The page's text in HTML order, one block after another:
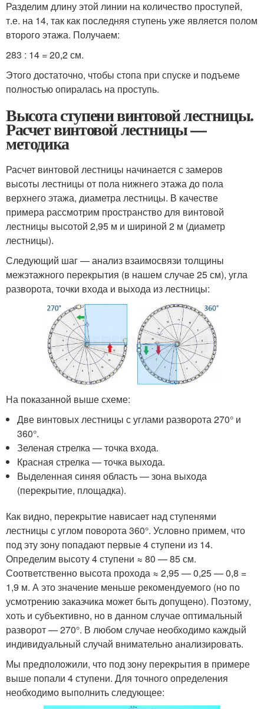
Разделим длину этой линии на количество проступей,
т.е. на 14, так как последняя ступень уже является полом
второго этажа. Получаем:
283 : 14 = 20,2 см.
Этого достаточно, чтобы стопа при спуске и подъеме
полностью опиралась на проступь.
Высота ступени винтовой лестницы.
Расчет винтовой лестницы —
методика
Расчет винтовой лестницы начинается с замеров
высоты лестницы от пола нижнего этажа до пола
верхнего этажа, диаметра лестницы. В качестве
примера рассмотрим пространство для винтовой
лестницы высотой 2,95 м и шириной 2 м (диаметр
лестницы).
Следующий шаг — анализ взаимосвязи толщины
межэтажного перекрытия (в нашем случае 25 см), угла
разворота, точки входа и выхода из лестницы:
На показанной выше схеме:
Две винтовых лестницы с углами разворота 270° и
360°.
Зеленая стрелка — точка входа.
Красная стрелка — точка выхода.
Выделенная синяя область — зона выхода
(перекрытие, площадка).
Как видно, перекрытие нависает над ступенями
лестницы с углом поворота 360°. Условно примем, что
под эту зону попадают первые 4 ступени из 14.
Определим высоту 4 ступени ≈ 80 — 85 см.
Соответственно высота прохода ≈ 2,95 — 0,25 — 0,8 =
1,9 м. А это значение меньше рекомендуемого (но по
усмотрению заказчика может быть допущено). Поэтому,
хоть и субъективно, но в данном случае оптимальный
разворот — 270°. В любом случае необходимо каждый
индивидуальный случай внимательно анализировать.
Мы предположили, что под зону перекрытия в примере
выше попали 4 ступени. Для точного определения
необходимо выполнить следующее: